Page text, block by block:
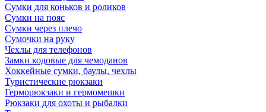
Сумки для коньков и роликов
Сумки на пояс
Сумки через плечо
Сумочки на руку
Чехлы для телефонов
Замки кодовые для чемоданов
Хоккейные сумки, баулы, чехлы
Туристические рюкзаки
Герморюкзаки и гермомешки
Рюкзаки для охоты и рыбалки